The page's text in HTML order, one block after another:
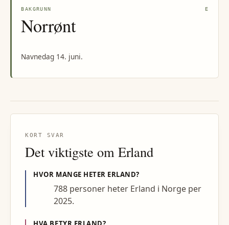
BAKGRUNN E
Norrønt
Navnedag 14. juni.
KORT SVAR
Det viktigste om Erland
HVOR MANGE HETER ERLAND?
788 personer heter Erland i Norge per
2025.